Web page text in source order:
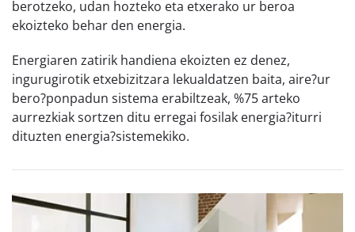
berotzeko, udan hozteko eta etxerako ur beroa
ekoizteko behar den energia.
Energiaren zatirik handiena ekoizten ez denez,
ingurugirotik etxebizitzara lekualdatzen baita, aire?ur
bero?ponpadun sistema erabiltzeak, %75 arteko
aurrezkiak sortzen ditu erregai fosilak energia?iturri
dituzten energia?sistemekiko.